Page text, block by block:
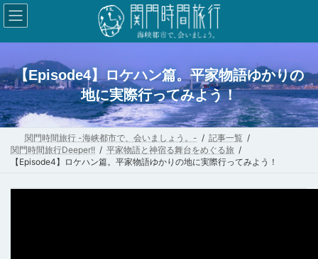
コ
ン
テ
ン
ツ
へ
ス
ッ
ナ
ビ
ゲ
ー
シ
ョ
ン
移
【Episode4】ロケハン篇。平家物語ゆかりの
地に実際行ってみよう！
関門時間旅行 -海峡都市で、会いましょう。-
記事一覧
関門時間旅行Deeper!!
平家物語と神宿る舞台をめぐる旅
【Episode4】ロケハン篇。平家物語ゆかりの地に実際行ってみよう！